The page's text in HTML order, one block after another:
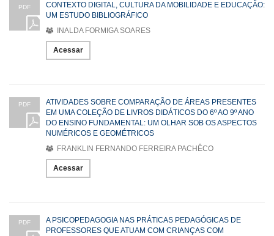
PDF
CONTEXTO DIGITAL, CULTURA DA MOBILIDADE E EDUCAÇÃO:
UM ESTUDO BIBLIOGRÁFICO
INALDA FORMIGA SOARES
Acessar
PDF
ATIVIDADES SOBRE COMPARAÇÃO DE ÁREAS PRESENTES
EM UMA COLEÇÃO DE LIVROS DIDÁTICOS DO 6º AO 9º ANO
DO ENSINO FUNDAMENTAL: UM OLHAR SOB OS ASPECTOS
NUMÉRICOS E GEOMÉTRICOS
FRANKLIN FERNANDO FERREIRA PACHÊCO
Acessar
PDF
A PSICOPEDAGOGIA NAS PRÁTICAS PEDAGÓGICAS DE
PROFESSORES QUE ATUAM COM CRIANÇAS COM